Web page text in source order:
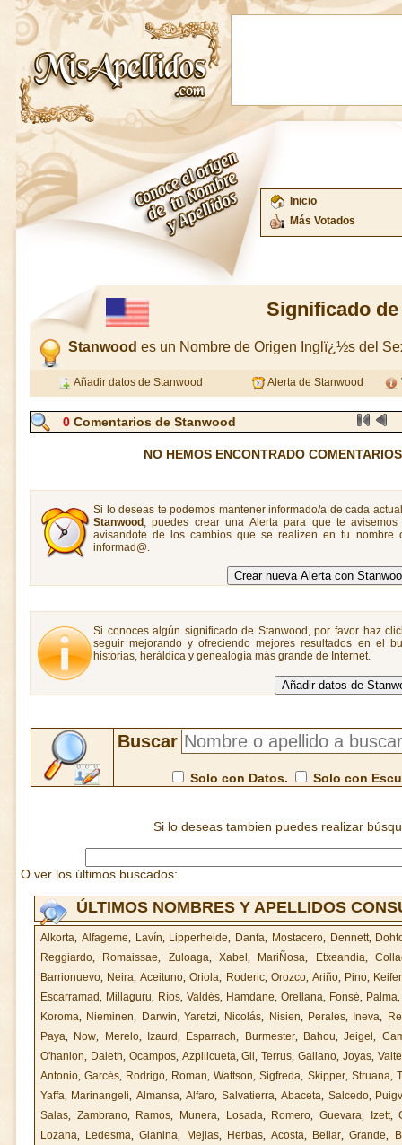
Inicio
Más Votados
Significado
Stanwood es un Nombre de Origen Inglï¿½s del
Añadir datos de Stanwood Alerta de Stanwood
0 Comentarios de Stanwood
NO HEMOS ENCONTRADO
Si lo deseas te podemos mantener informado/a de cada
Stanwood , puedes crear una Alerta para que te
avisandote de los cambios que se realizen en tu
informad@.
Si conoces algún significado de Stanwood, por favor haz
seguir mejorando y ofreciendo mejores resultados en el
historias, heráldica y genealogía más grande de Internet.
Buscar
Solo con Datos. Solo con
Si lo deseas tambien puedes realizar
O ver los últimos buscados:
ÚLTIMOS NOMBRES Y APELLIDOS
Alkorta, Alfageme, Lavín, Lipperheide, Danfa, Mostacero, Dennett,
Reggiardo, Romaissae, Zuloaga, Xabel , MariÑosa, Etxeandia,
Barrionuevo, Neira,Aceituno,Oriola, Roderic, Orozco, Ariño, Pino, Keifer
Escarramad, Millaguru, Ríos, Valdés, Hamdane, Orellana, Fonsé, Palma
Koroma, Nieminen, Darwin, Yaretzi, Nicolás, Nisien, Perales, Ineva,
Paya, Now, Merelo, Izaurd, Esparrach, Burmester, Bahou,Jeigel,
O'hanlon, Daleth, Ocampos, Azpilicueta,Gil,Terrus,Galiano, Joyas,
Antonio,Garcés, Rodrigo, Roman,Wattson,Sigfreda, Skipper, Struana,
Yaffa, Marinangeli, Almansa,Alfaro, Salvatierra,Abaceta, Salcedo,
Salas, Zambrano, Ramos, Munera, Losada, Romero,Guevara, Izett,
Lozana, Ledesma,Gianina, Mejias, Herbas, Acosta, Bellar,Grande,